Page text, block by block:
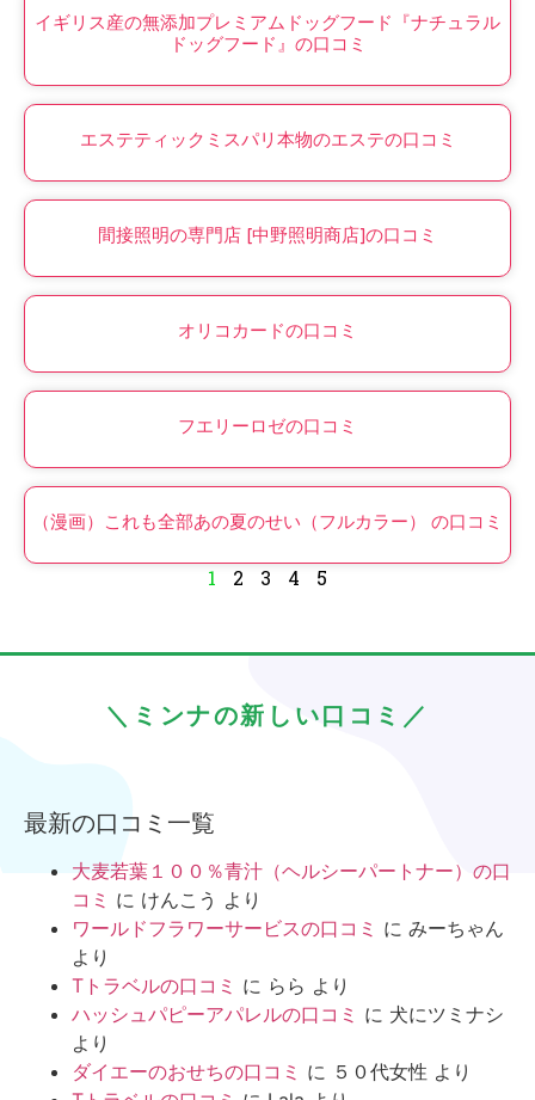
イギリス産の無添加プレミアムドッグフード『ナチュラル
ドッグフード』の口コミ
エステティックミスパリ本物のエステの口コミ
間接照明の専門店 [中野照明商店]の口コミ
オリコカードの口コミ
フエリーロゼの口コミ
（漫画）これも全部あの夏のせい（フルカラー） の口コミ
1 2 3 4 5
＼ミンナの新しい口コミ／
最新の口コミ一覧
大麦若葉１００％青汁（ヘルシーパートナー）の口
コミ に けんこう より
ワールドフラワーサービスの口コミ に みーちゃん
より
Tトラベルの口コミ に らら より
ハッシュパピーアパレルの口コミ に 犬にツミナシ
より
ダイエーのおせちの口コミ に ５０代女性 より